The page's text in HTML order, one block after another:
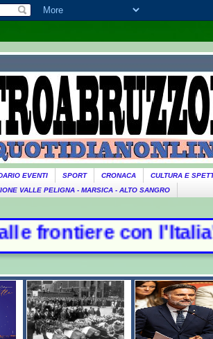
EVENTI SPORT CRONACA
CULTURA E
VALLE PELIGNA - MARSICA - ALTO SANGRO
l'Italia", la